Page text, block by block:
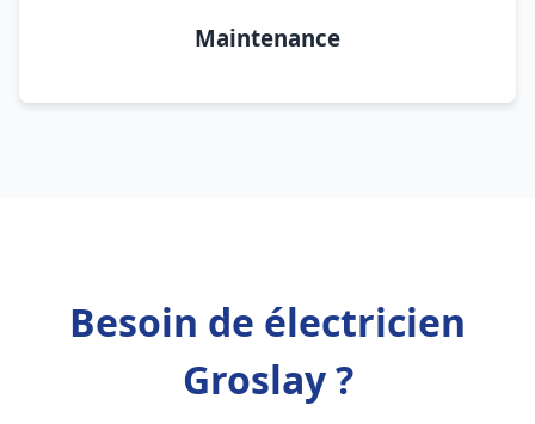
Maintenance
Besoin de électricien
Groslay ?